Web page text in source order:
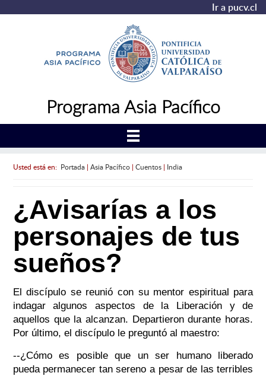
Ir a pucv.cl
Programa Asia Pacífico
Usted está en: Portada| Asia Pacífico| Cuentos| India
¿Avisarías a los
personajes de tus
sueños?
El discípulo se reunió con su mentor espiritual para
indagar algunos aspectos de la Liberación y de
aquellos que la alcanzan. Departieron durante horas.
Por último, el discípulo le preguntó al maestro:
--¿Cómo es posible que un ser humano liberado
pueda permanecer tan sereno a pesar de las terribles